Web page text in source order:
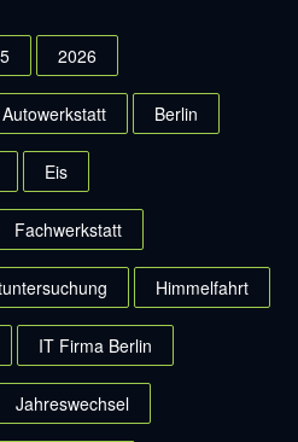
2026
Autowerkstatt Berlin
Eis
Fachwerkstatt
Himmelfahrt
IT Firma Berlin
Jahreswechsel